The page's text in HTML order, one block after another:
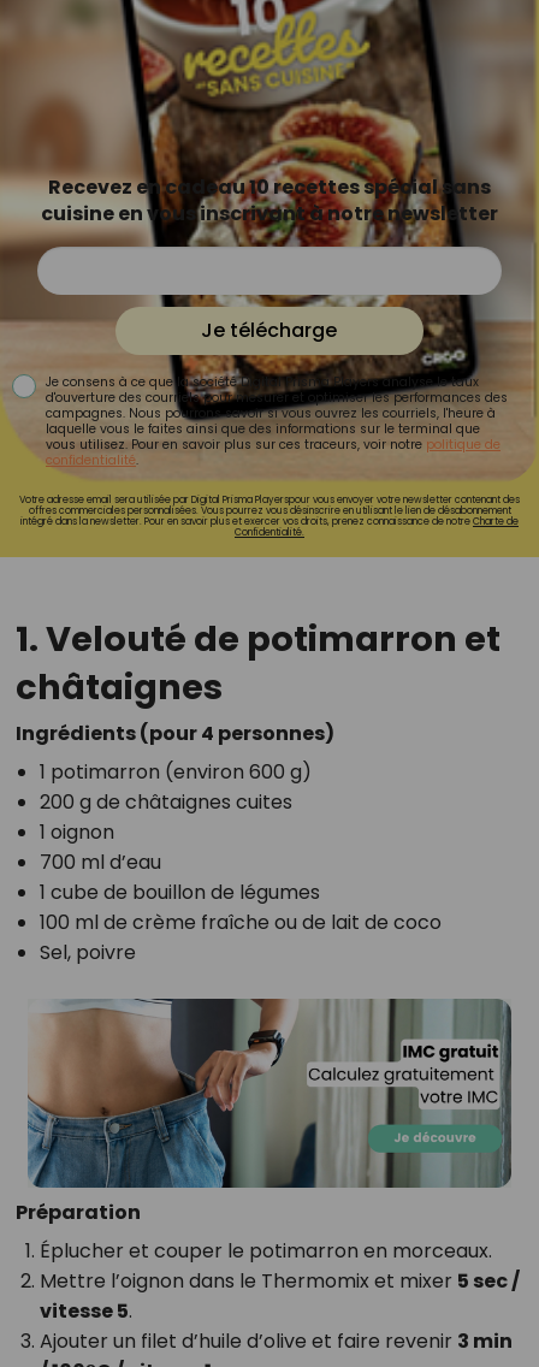
Recevez en cadeau 10 recettes spécial sans
cuisine en vous inscrivant à notre newsletter
Je télécharge
Je consens à ce que la société Digital Prisma Players analyse le taux
d'ouverture des courriels pour mesurer et optimiser les performances des
campagnes. Nous pourrons savoir si vous ouvrez les courriels, l'heure à
laquelle vous le faites ainsi que des informations sur le terminal que
vous utilisez. Pour en savoir plus sur ces traceurs, voir notre politique de
confidentialité.
Votre adresse email sera utilisée par Digital Prisma Playerspour vous envoyer votre newsletter contenant des
offres commerciales personnalisées. Vous pourrez vous désinscrire en utilisant le lien de désabonnement
intégré dans la newsletter. Pour en savoir plus et exercer vos droits, prenez connaissance de notreCharte de
Confidentialité.
1. Velouté de potimarron et
châtaignes
Ingrédients (pour 4 personnes)
1 potimarron (environ 600 g)
200 g de châtaignes cuites
1 oignon
700 ml d’eau
1 cube de bouillon de légumes
100 ml de crème fraîche ou de lait de coco
Sel, poivre
Préparation
Éplucher et couper le potimarron en morceaux.
Mettre l’oignon dans le Thermomix et mixer 5 sec /
vitesse 5.
Ajouter un filet d’huile d’olive et faire revenir 3 min